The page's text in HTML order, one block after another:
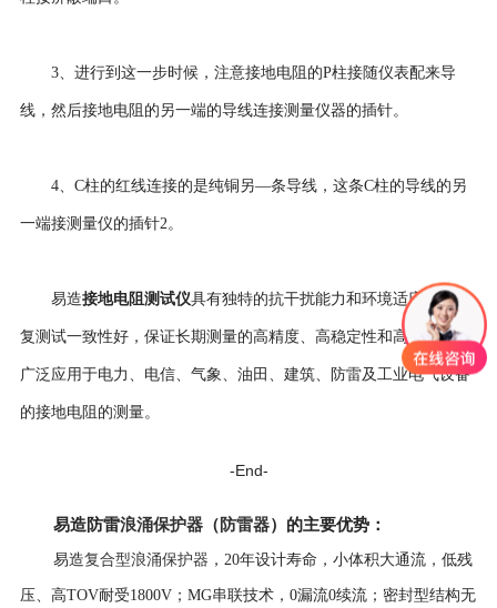
3、进行到这一步时候，注意接地电阻的P柱接随仪表配来导
线，然后接地电阻的另一端的导线连接测量仪器的插针。
4、C柱的红线连接的是纯铜另—条导线，这条C柱的导线的另
一端接测量仪的插针2。
易造接地电阻测试仪具有独特的抗干扰能力和环境适应性，重
复测试一致性好，保证长期测量的高精度、高稳定性和高可靠性。
广泛应用于电力、电信、气象、油田、建筑、防雷及工业电气设备
的接地电阻的测量。
-End-
易造防雷浪涌保护器（防雷器） 的主要优势：
易造复合型浪涌保护器 ， 20年设计寿命， 小体积大通流，低残
压、高TOV耐受1800V；MG串联技术，0漏流0续流；密封型结构无